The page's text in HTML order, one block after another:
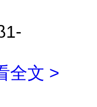
全文 >